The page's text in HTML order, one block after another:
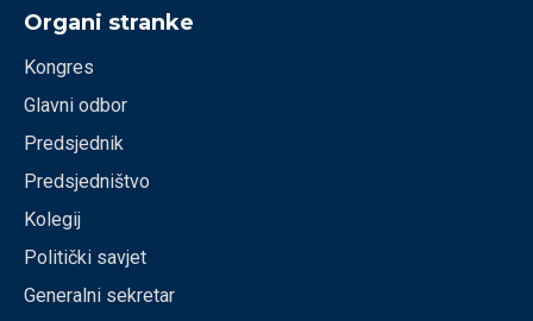
Organi stranke
Kongres
Glavni odbor
Predsjednik
Predsjedništvo
Kolegij
Politički savjet
Generalni sekretar